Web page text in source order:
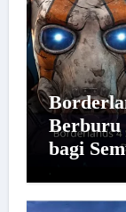
Berburu
bagi